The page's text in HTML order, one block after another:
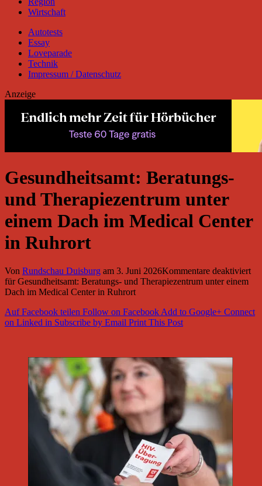
Wirtschaft
Autotests
Essay
Loveparade
Technik
Impressum / Datenschutz
Anzeige
Gesundheitsamt: Beratungs-
und Therapiezentrum unter
einem Dach im Medical Center
in Ruhrort
Von Rundschau Duisburg am 3. Juni 2026Kommentare deaktiviert
für Gesundheitsamt: Beratungs- und Therapiezentrum unter einem
Dach im Medical Center in Ruhrort
Auf Facebook teilen Follow on FacebookAdd to Google+ Connect
on Linked in Subscribe by Email Print This Post